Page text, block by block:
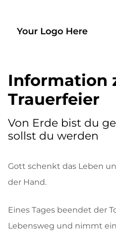
Information
Trauerfeier
Von Erde bist du
sollst du werden
Gott schenkt das Leben
der Hand.
Eines Tages beendet der
Lebensweg und nimmt